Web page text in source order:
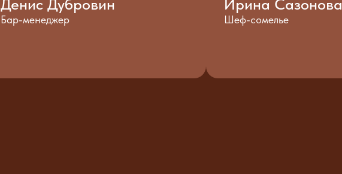
Денис Дубровин
Бар-менеджер
Ирина Сазонова
Шеф-сомелье